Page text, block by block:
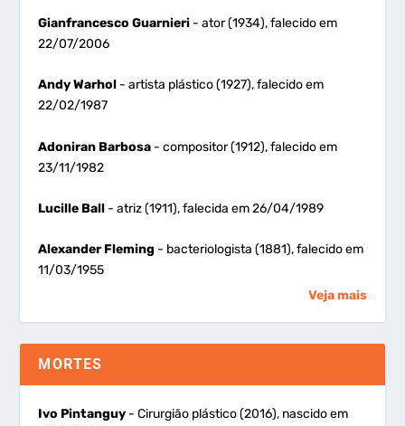
Gianfrancesco Guarnieri - ator (1934), falecido em
22/07/2006
Andy Warhol - artista plástico (1927), falecido em
22/02/1987
Adoniran Barbosa - compositor (1912), falecido em
23/11/1982
Lucille Ball - atriz (1911), falecida em 26/04/1989
Alexander Fleming - bacteriologista (1881), falecido em
11/03/1955
Veja mais
MORTES
Ivo Pintanguy - Cirurgião plástico (2016), nascido em